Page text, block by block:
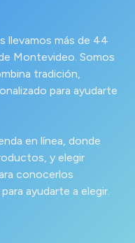
llevamos más de 44
Montevideo. Somos
tradición,
para ayudarte
en línea, donde
y elegir
conocerlos
ayudarte a elegir.